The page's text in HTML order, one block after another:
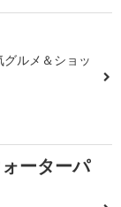
ルメ＆ショッ
ーターパ